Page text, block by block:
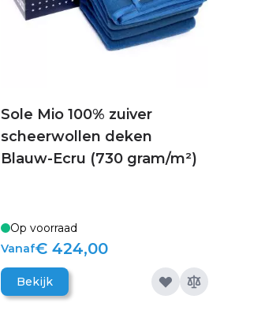
Sole Mio 100% zuiver
scheerwollen deken
Blauw-Ecru (730 gram/m²)
Op voorraad
Vanaf€ 424,00
Bekijk